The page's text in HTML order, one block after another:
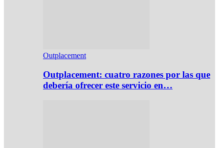
Outplacement
Outplacement: cuatro razones por las que
debería ofrecer este servicio en…